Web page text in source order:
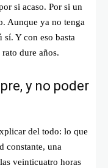
si acaso. Por si un
Aunque ya no tenga
Y con eso basta
dure años.
y no poder
del todo: lo que
constante, una
veinticuatro horas